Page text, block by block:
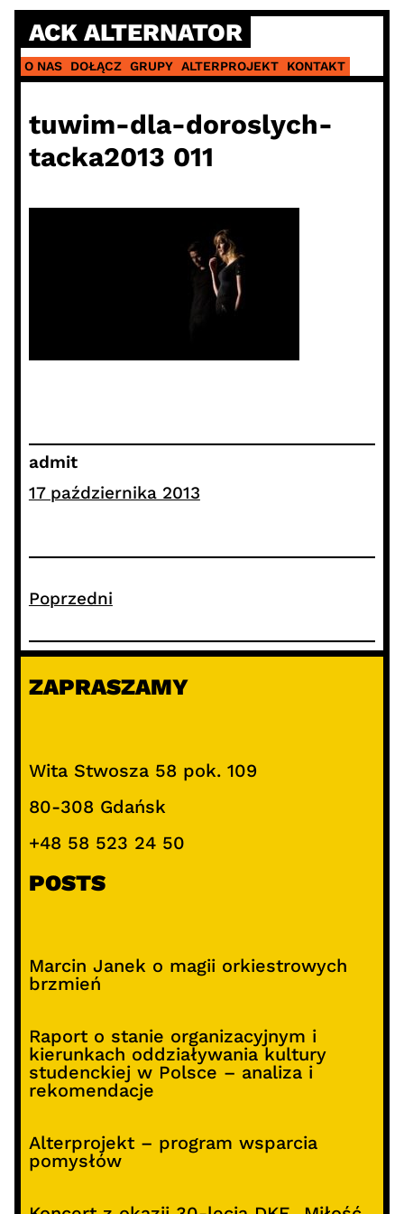
Skip
content
ACK ALTERNATOR
O NAS DOŁĄCZ GRUPY ALTERPROJEKT KONTAKT
tuwim-dla-doroslych-
tacka2013 011
admit
17 października 2013
Poprzedni
ZAPRASZAMY
Wita Stwosza 58 pok. 109
80-308 Gdańsk
+48 58 523 24 50
POSTS
Marcin Janek o magii orkiestrowych
brzmień
Raport o stanie organizacyjnym i
kierunkach oddziaływania kultury
studenckiej w Polsce – analiza i
rekomendacje
Alterprojekt – program wsparcia
pomysłów